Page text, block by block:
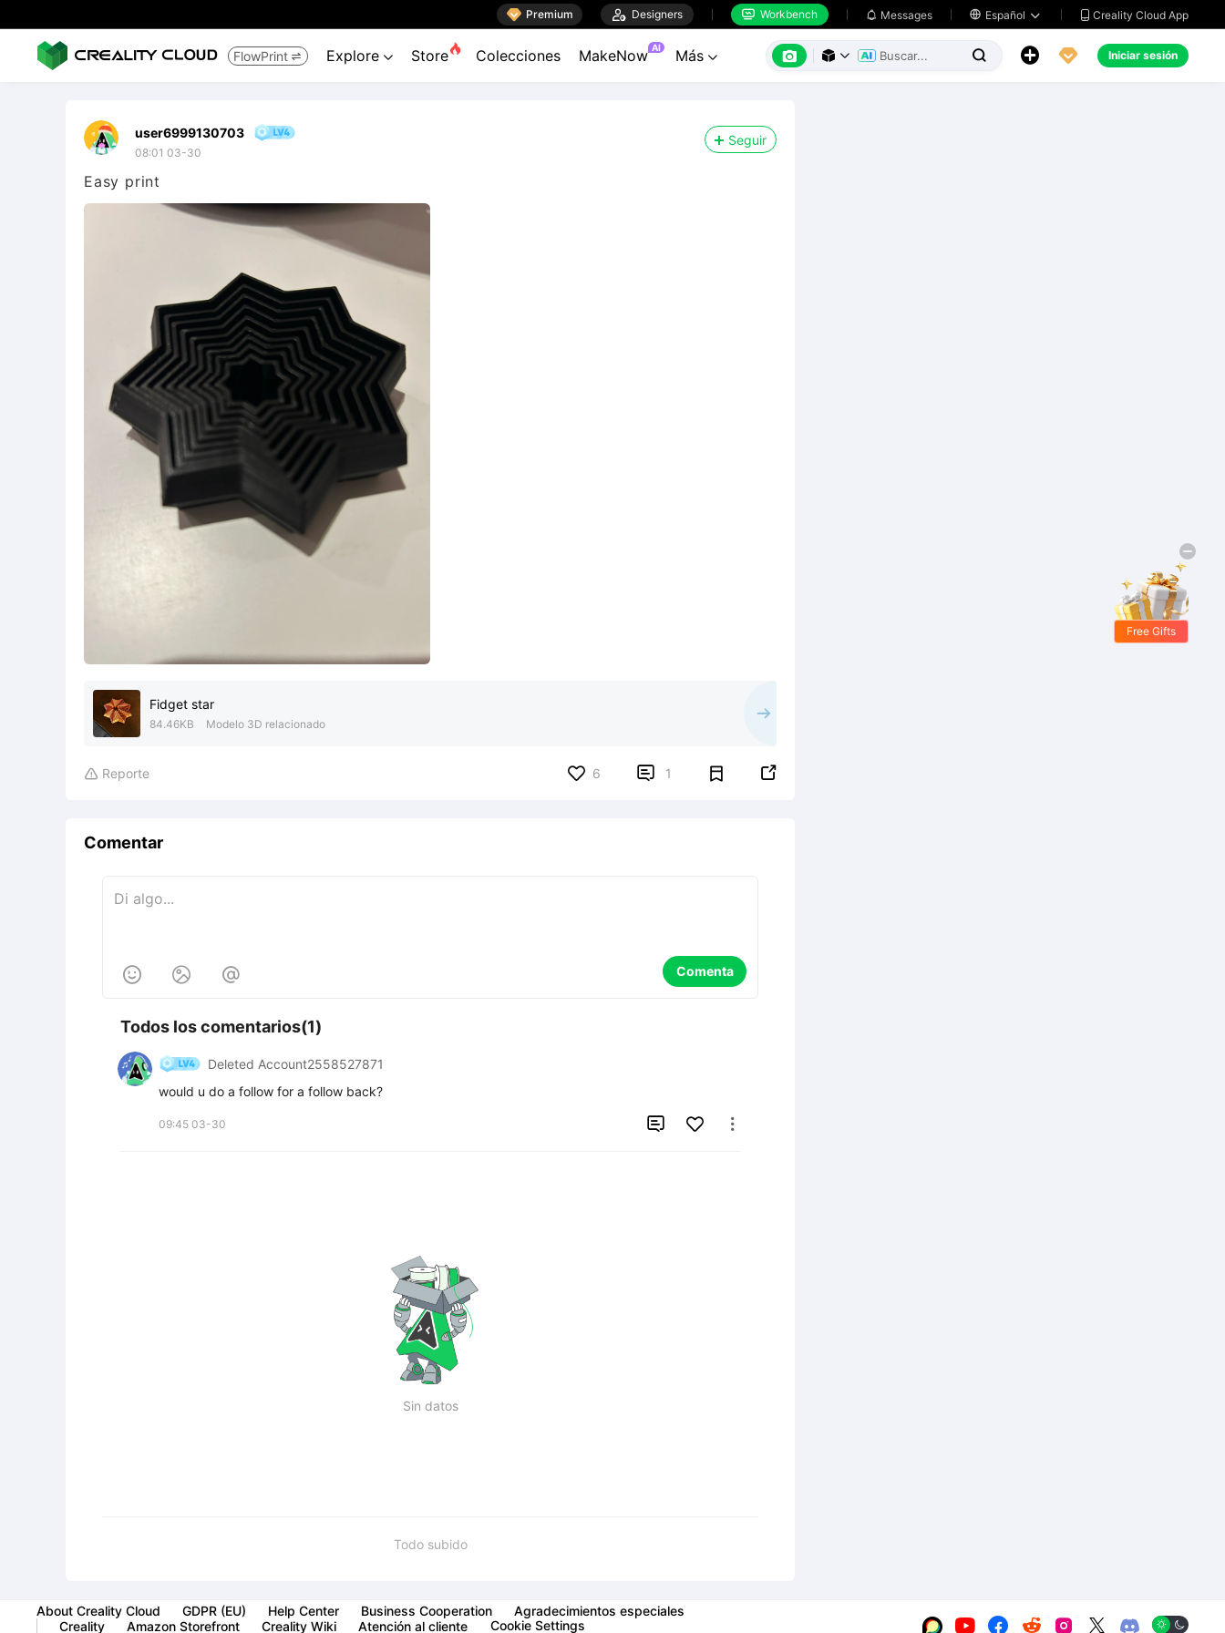
 Premium  Designers  Workbench  Messages  Español   Creality Cloud App
FlowPrint  Explore  Store Colecciones MakeNow AI Más        Iniciar sesión
user6999130703
08:01 03-30
Seguir
Easy print
Fidget star
84.46KB Modelo 3D relacionado
 Reporte 6  1 
Comentar
   Comenta
Todos los comentarios(1)
Deleted Account2558527871
would u do a follow for a follow back?
09:45 03-30  
Sin datos
Todo subido
About Creality Cloud GDPR (EU) Help Center Business Cooperation
Agradecimientos especiales
Creality
Amazon Storefront Creality Wiki Atención al cliente Cookie Settings      
Free Gifts